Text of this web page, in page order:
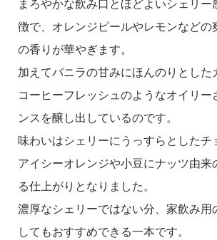
まろやかな飲み口とほどよいシェリー
徴で、オレンジピールやレモンなどの
の香りが華やぎます。
加えてバニラの甘みにほんのりとした
コーヒーフレッシュのようなオイリー
ンスを醸し出しているのです。
味わいはシェリーにうっすらとしたチ
アイシーオレンジや小豆にナッツ由来
る仕上がりとなりました。
濃厚なシェリーではない分、家飲み用
してもおすすめできる一本です。